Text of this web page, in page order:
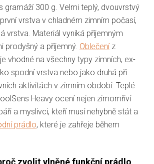
gramáží 300 g. Velmi teplý, dvouvrstvý
vrstva v chladném zimním počasí,
vrstva. Materiál vyniká příjemným
prodyšný a příjemný. Oblečeníz
vhodné na všechny typy zimních, ex­
spodní vrstva nebo jako druhá při
aktivitách v zimním období. Teplé
Heavy ocení nejen zimomřiví
a myslivci, kteří musí nehybně stát a
prádlo, které je zahřeje během
zvolit vlněné funkční prádlo